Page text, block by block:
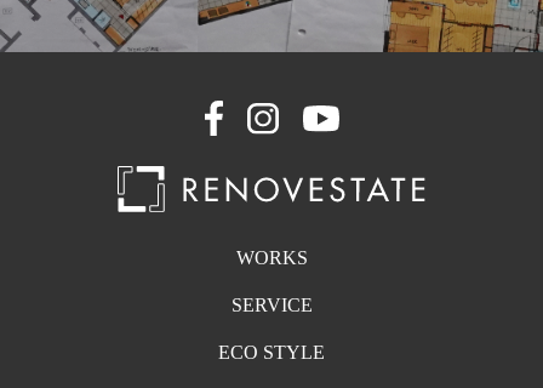
WORKS
SERVICE
ECO STYLE